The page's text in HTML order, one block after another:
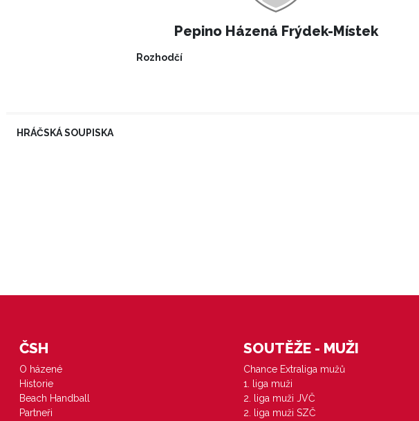
Pepino Házená Frýdek-Místek
Rozhodčí
HRÁČSKÁ SOUPISKA
ČSH
O házené
Historie
Beach Handball
Partneři
SOUTĚŽE - MUŽI
Chance Extraliga mužů
1. liga muži
2. liga muži JVČ
2. liga muži SZČ